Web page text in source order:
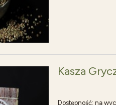
Kasza
Dostępność: na